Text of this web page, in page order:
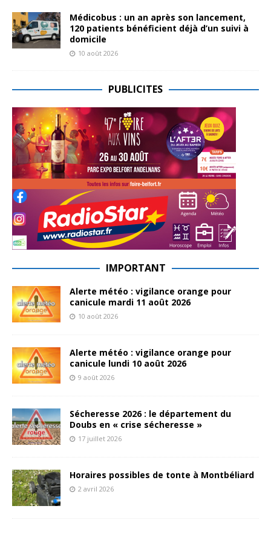
Médicobus : un an après son lancement,
120 patients bénéficient déjà d’un suivi à
domicile
10 août 2026
PUBLICITES
IMPORTANT
Alerte météo : vigilance orange pour
canicule mardi 11 août 2026
10 août 2026
Alerte météo : vigilance orange pour
canicule lundi 10 août 2026
9 août 2026
Sécheresse 2026 : le département du
Doubs en « crise sécheresse »
17 juillet 2026
Horaires possibles de tonte à Montbéliard
2 avril 2026